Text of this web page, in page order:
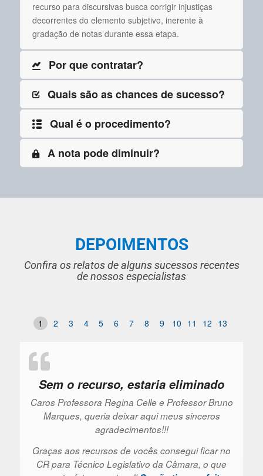
recurso para discursivas busca corrigir injustiças
decorrentes do elemento subjetivo, inerente à
gradação de notas durante essa etapa.
Por que contratar?
Quais são as chances de sucesso?
Qual é o procedimento?
A nota pode diminuir?
DEPOIMENTOS
Confira os relatos de alguns sucessos recentes
de nossos especialistas
1 2 3 4 5 6 7 8 9 10 11 12 13
Sem o recurso, estaria eliminado
Caros Professora Regina Celle e Professor Bruno
Marques, queria deixar aqui meus sinceros
agradecimentos!!!
Graças aos recursos de vocês consegui ficar no
CR para Técnico Legislativo da Câmara, o que